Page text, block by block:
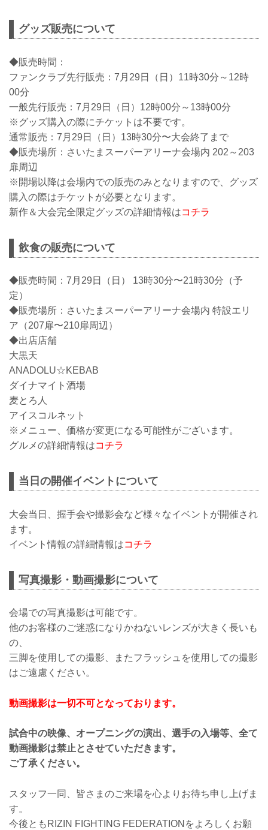
グッズ販売について
◆販売時間：
ファンクラブ先行販売：7月29日（日）11時30分～12時
00分
一般先行販売：7月29日（日）12時00分～13時00分
※グッズ購入の際にチケットは不要です。
通常販売：7月29日（日）13時30分〜大会終了まで
◆販売場所：さいたまスーパーアリーナ会場内 202～203
扉周辺
※開場以降は会場内での販売のみとなりますので、グッズ
購入の際はチケットが必要となります。
新作＆大会完全限定グッズの詳細情報はコチラ
飲食の販売について
◆販売時間：7月29日（日） 13時30分〜21時30分（予
定）
◆販売場所：さいたまスーパーアリーナ会場内 特設エリ
ア（207扉〜210扉周辺）
◆出店店舗
大黒天
ANADOLU☆KEBAB
ダイナマイト酒場
麦とろ人
アイスコルネット
※メニュー、価格が変更になる可能性がございます。
グルメの詳細情報はコチラ
当日の開催イベントについて
大会当日、握手会や撮影会など様々なイベントが開催され
ます。
イベント情報の詳細情報はコチラ
写真撮影・動画撮影について
会場での写真撮影は可能です。
他のお客様のご迷惑になりかねないレンズが大きく長いも
の、
三脚を使用しての撮影、またフラッシュを使用しての撮影
はご遠慮ください。
動画撮影は一切不可となっております。
試合中の映像、オープニングの演出、選手の入場等、全て
動画撮影は禁止とさせていただきます。
ご了承ください。
スタッフ一同、皆さまのご来場を心よりお待ち申し上げま
す。
今後ともRIZIN FIGHTING FEDERATIONをよろしくお願